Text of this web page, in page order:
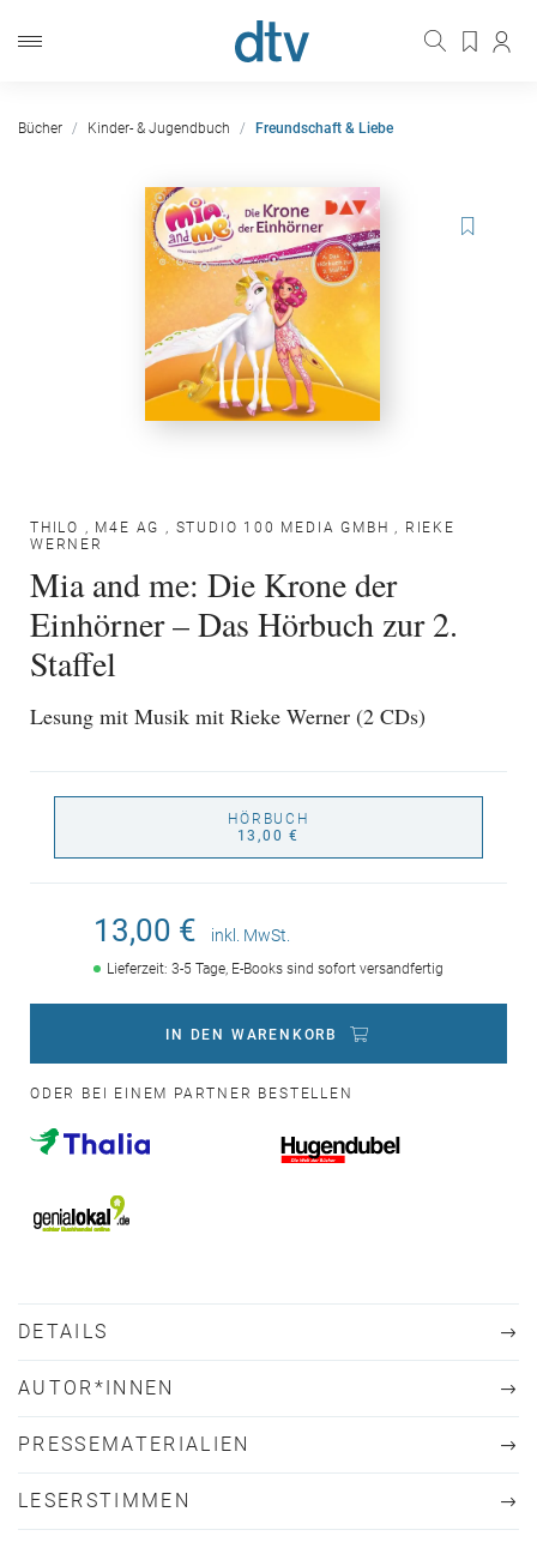
Bücher Kinder- & Jugendbuch Freundschaft & Liebe
THILO , M4E AG , STUDIO 100 MEDIA GMBH , RIEKE
WERNER
Mia and me: Die Krone der
Einhörner – Das Hörbuch zur 2.
Staffel
Lesung mit Musik mit Rieke Werner (2 CDs)
HÖRBUCH
13,00 €
13,00 € inkl. MwSt.
Lieferzeit: 3-5 Tage, E-Books sind sofort versandfertig
IN DEN WARENKORB
ODER BEI EINEM PARTNER BESTELLEN
DETAILS
AUTOR*INNEN
PRESSEMATERIALIEN
LESERSTIMMEN